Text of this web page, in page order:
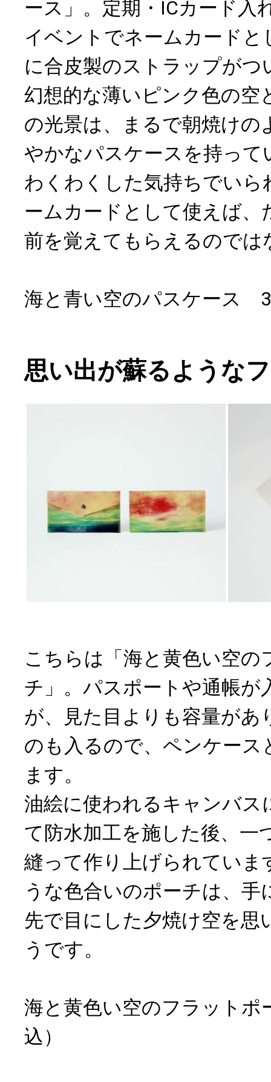
ース」。定期・ICカード入
イベントでネームカード
に合皮製のストラップがつ
幻想的な薄いピンク色の空
の光景は、まるで朝焼けの
やかなパスケースを持って
わくわくした気持ちでいら
ームカードとして使えば、
前を覚えてもらえるのでは
海と青い空のパスケース
思い出が蘇るような
こちらは「海と黄色い空の
チ」。パスポートや通帳が
が、見た目よりも容量があ
のも入るので、ペンケース
ます。
油絵に使われるキャンバス
て防水加工を施した後、一
縫って作り上げられていま
うな色合いのポーチは、手
先で目にした夕焼け空を思
うです。
海と黄色い空のフラット
込）